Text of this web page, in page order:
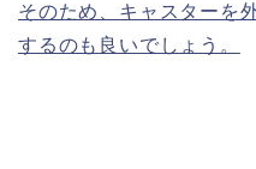
そのため、キャスターを
するのも良いでしょう。